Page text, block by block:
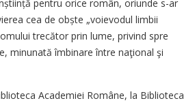
pentru orice român, oriunde s-ar
cea de obște „voievodul limbii
trecător prin lume, privind spre
minunată îmbinare între naţional şi
Academiei Române, la Biblioteca